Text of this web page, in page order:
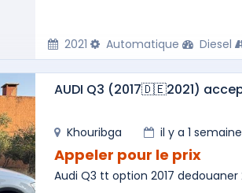
2021 Automatique Diesel
AUDI Q3 (2017🇩🇪2021)
Khouribga il y a 1 semaine
Appeler pour le prix
Audi Q3 tt option 2017